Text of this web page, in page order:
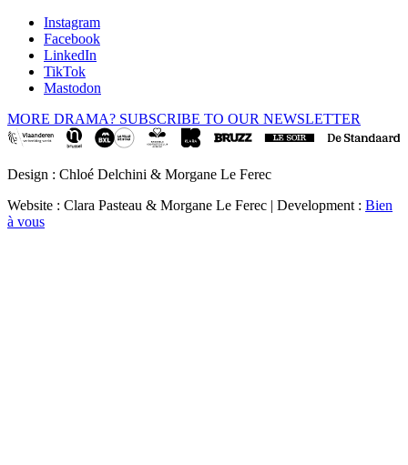
Instagram
Facebook
LinkedIn
TikTok
Mastodon
MORE DRAMA? SUBSCRIBE TO OUR NEWSLETTER
Design : Chloé Delchini & Morgane Le Ferec
Website : Clara Pasteau & Morgane Le Ferec | Development : Bien
à vous